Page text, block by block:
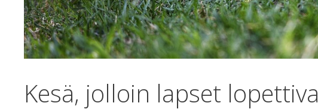
Kesä, jolloin lapset